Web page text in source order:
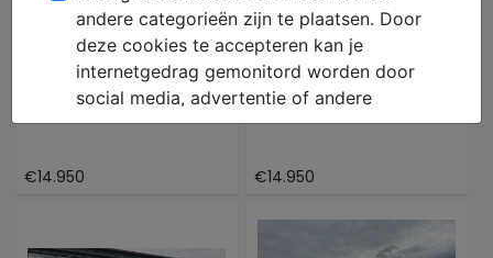
Hinowa Oil en steel 1466
€14.950 €14.950